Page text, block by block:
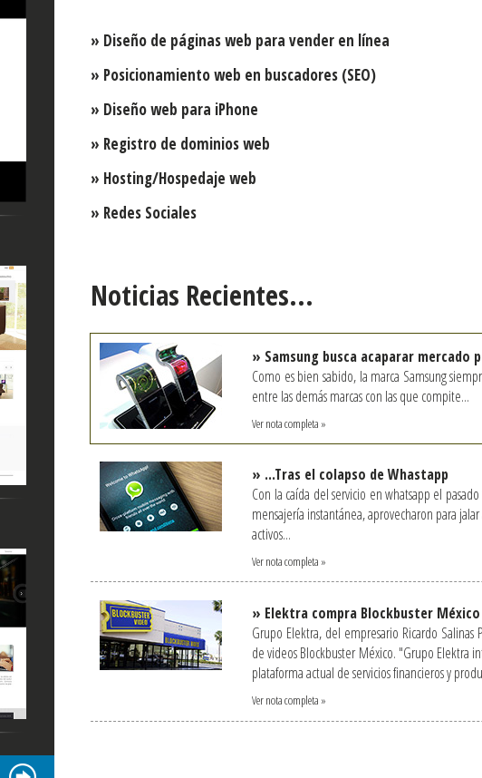
» Diseño de páginas web para vender en línea
» Posicionamiento web en buscadores (SEO)
» Diseño web para iPhone
» Registro de dominios web
» Hosting/Hospedaje web
» Redes Sociales
Noticias Recientes...
» Samsung busca acaparar mercado
Como es bien sabido, la marca Samsung
entre las demás marcas con las que compite...
Ver nota completa »
» ...Tras el colapso de Whastapp
Con la caída del servicio en whatsapp el
mensajería instantánea, aprovecharon para
activos...
Ver nota completa »
» Elektra compra Blockbuster México
Grupo Elektra, del empresario Ricardo
de videos Blockbuster México. "Grupo Elektra
plataforma actual de servicios financieros y
Ver nota completa »